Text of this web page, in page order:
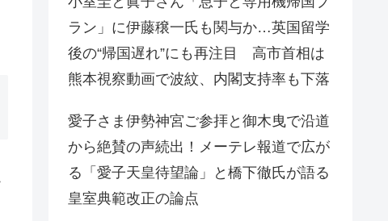
ラン」に伊藤穣一氏も関与か…英国留学
後の“帰国遅れ”にも再注目 高市首相は
熊本視察動画で波紋、内閣支持率も下落
愛子さま伊勢神宮ご参拝と御木曳で沿道
から絶賛の声続出！メーテレ報道で広が
る「愛子天皇待望論」と橋下徹氏が語る
皇室典範改正の論点